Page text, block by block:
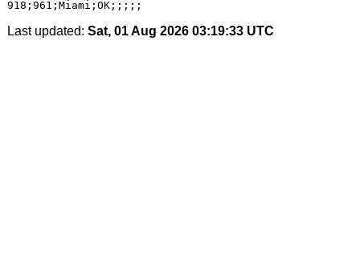
Last updated: Sat, 01 Aug 2026 03:19:33 UTC